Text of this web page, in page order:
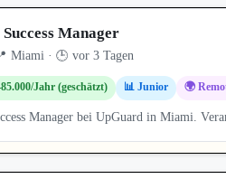
Manager
Miami · 🕒 vor 3 Tagen
Jahr (geschätzt) 📊 Junior 🌍
Manager bei UpGuard in Miami.